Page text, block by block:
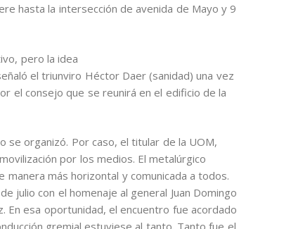
hasta la intersección de avenida de Mayo y 9
pero la idea
el triunviro Héctor Daer (sanidad) una vez
el consejo que se reunirá en el edificio de la
se organizó. Por caso, el titular de la UOM,
por los medios. El metalúrgico
más horizontal y comunicada a todos.
julio con el homenaje al general Juan Domingo
En esa oportunidad, el encuentro fue acordado